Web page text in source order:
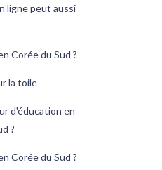
ligne peut aussi
Corée du Sud ?
la toile
d'éducation en
?
Corée du Sud ?